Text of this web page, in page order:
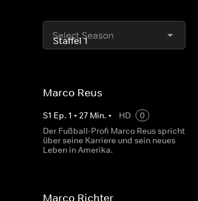
Select Season
Marco Reus
S1 Ep. 1 • 27 Min. • HD
0
Der Fußball-Profi Marco Reus spricht
über seine Karriere und sein neues
Leben in Amerika.
Marco Richter